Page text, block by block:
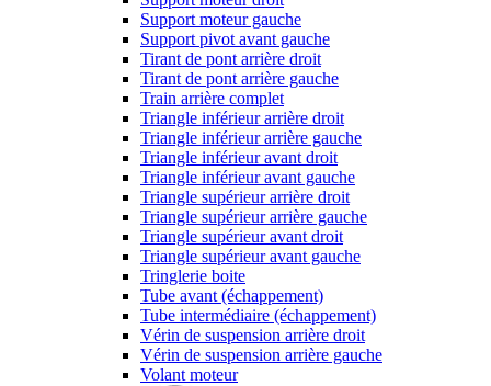
Support moteur gauche
Support pivot avant gauche
Tirant de pont arrière droit
Tirant de pont arrière gauche
Train arrière complet
Triangle inférieur arrière droit
Triangle inférieur arrière gauche
Triangle inférieur avant droit
Triangle inférieur avant gauche
Triangle supérieur arrière droit
Triangle supérieur arrière gauche
Triangle supérieur avant droit
Triangle supérieur avant gauche
Tringlerie boite
Tube avant (échappement)
Tube intermédiaire (échappement)
Vérin de suspension arrière droit
Vérin de suspension arrière gauche
Volant moteur